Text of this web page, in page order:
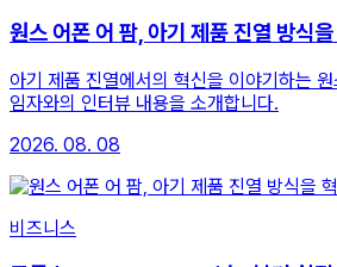
원스 어폰 어 팜, 아기 제품 진열 방식
아기 제품 진열에서의 혁신을 이야기하는
임자와의 인터뷰 내용을 소개합니다.
2026. 08. 08
비즈니스